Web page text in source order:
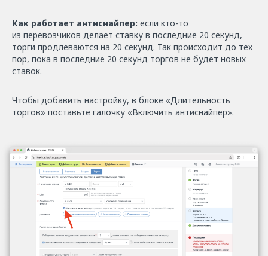
Как работает антиснайпер: если кто-то
из перевозчиков делает ставку в последние 20 секунд,
торги продлеваются на 20 секунд. Так происходит до тех
пор, пока в последние 20 секунд торгов не будет новых
ставок.
Чтобы добавить настройку, в блоке «Длительность
торгов» поставьте галочку «Включить антиснайпер».